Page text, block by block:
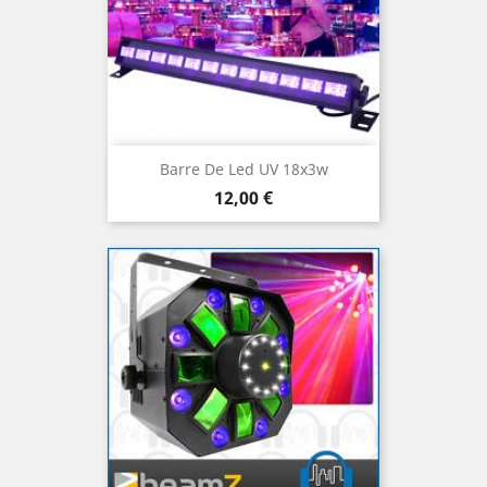
Barre De Led UV 18x3w
Prix
12,00 €